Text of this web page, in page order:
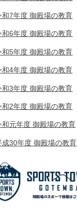
和7年度 御殿場の教育
和6年度 御殿場の教育
和5年度 御殿場の教育
和4年度 御殿場の教育
和3年度 御殿場の教育
和2年度 御殿場の教育
和元年度 御殿場の教育
成30年度 御殿場の教育